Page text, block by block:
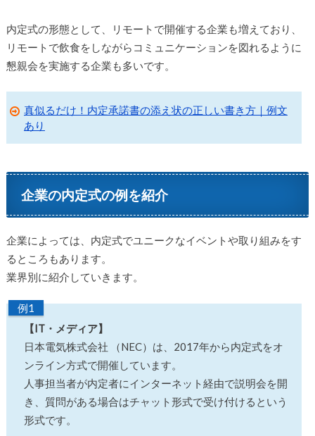
内定式の形態として、リモートで開催する企業も増えており、
リモートで飲食をしながらコミュニケーションを図れるように
懇親会を実施する企業も多いです。
真似るだけ！内定承諾書の添え状の正しい書き方｜例文
あり
企業の内定式の例を紹介
企業によっては、内定式でユニークなイベントや取り組みをす
るところもあります。
業界別に紹介していきます。
例1
【IT・メディア】
日本電気株式会社 （NEC）は、2017年から内定式をオ
ンライン方式で開催しています。
人事担当者が内定者にインターネット経由で説明会を開
き、質問がある場合はチャット形式で受け付けるという
形式です。